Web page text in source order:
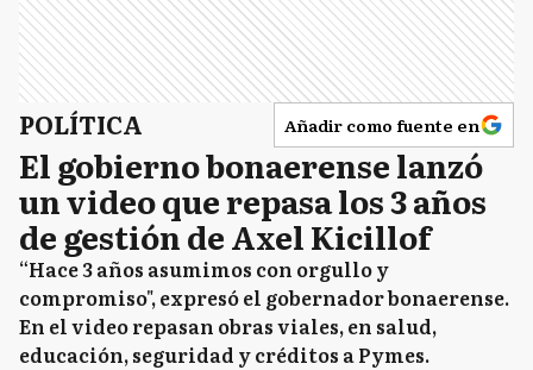
POLÍTICA Añadir como fuente en
El gobierno bonaerense lanzó
un video que repasa los 3 años
de gestión de Axel Kicillof
“Hace 3 años asumimos con orgullo y
compromiso", expresó el gobernador bonaerense.
En el video repasan obras viales, en salud,
educación, seguridad y créditos a Pymes.